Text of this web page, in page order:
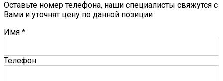
Оставьте номер телефона, наши специалисты свяжутся с
Вами и уточнят цену по данной позиции
Имя *
Телефон